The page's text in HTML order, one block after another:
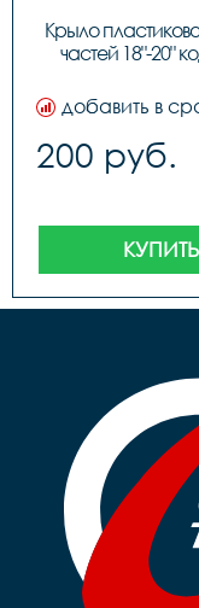
Крыло
частей 18"-20"
добавить в
200 руб.
КУПИТЬ